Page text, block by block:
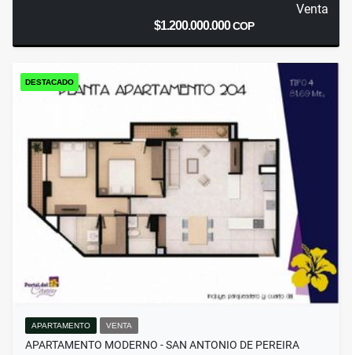
Venta
$1.200.000.000COP
DESTACADO
APARTAMENTO VENTA
APARTAMENTO MODERNO - SAN ANTONIO DE PEREIRA